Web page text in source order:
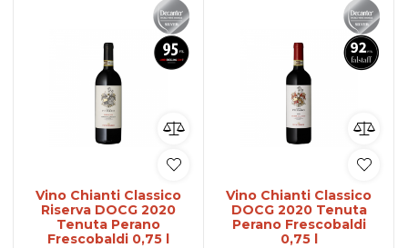
Vino Chianti Classico
Riserva DOCG 2020
Tenuta Perano
Frescobaldi 0,75 l
Vino Chianti Classico
DOCG 2020 Tenuta
Perano Frescobaldi
0,75 l